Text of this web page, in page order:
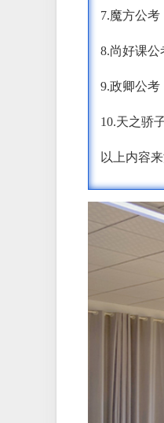
7.魔方公考
8.尚好课公
9.政卿公考
10.天之骄
以上内容